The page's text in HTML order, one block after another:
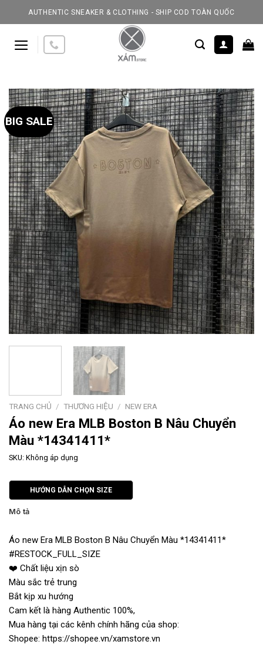
to
AUTHENTIC SNEAKER & CLOTHING - SHIP COD TOÀN QUỐC
BIG SALE
TRANG CHỦ / THƯƠNG HIỆU / NEW ERA
Áo new Era MLB Boston B Nâu Chuyển
Màu *14341411*
SKU: Không áp dụng
HƯỚNG DẪN CHỌN SIZE
Mô tả
Áo new Era MLB Boston B Nâu Chuyển Màu *14341411*
#RESTOCK_FULL_SIZE
❤️ Chất liệu xịn sò
Màu sắc trẻ trung
Bắt kịp xu hướng
Cam kết là hàng Authentic 100%,
Mua hàng tại các kênh chính hãng của shop:
Shopee: https://shopee.vn/xamstore.vn